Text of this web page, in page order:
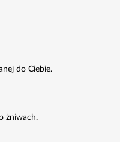
do Ciebie.
żniwach.